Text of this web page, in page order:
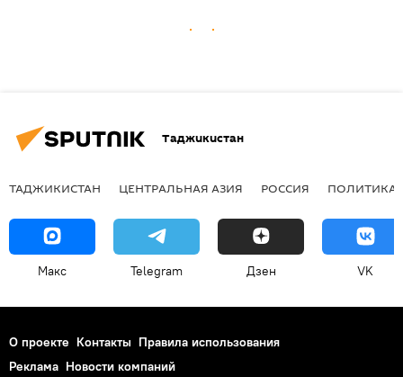
Таджикистан
ТАДЖИКИСТАН ЦЕНТРАЛЬНАЯ АЗИЯ РОССИЯ ПОЛИТИКА
Макс Telegram Дзен VK
О проекте Контакты Правила использования
Реклама Новости компаний